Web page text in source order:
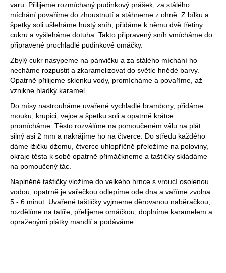
varu. Přilijeme rozmíchaný pudinkový prášek, za stálého
míchání povaříme do zhoustnutí a stáhneme z ohně. Z bílku a
špetky soli ušleháme hustý sníh, přidáme k němu dvě třetiny
cukru a vyšleháme dotuha. Takto připravený sníh vmícháme do
připravené prochladlé pudinkové omáčky.
Zbylý cukr nasypeme na pánvičku a za stálého míchání ho
necháme rozpustit a zkaramelizovat do světle hnědé barvy.
Opatrně přilijeme sklenku vody, promícháme a povaříme, až
vznikne hladký karamel.
Do mísy nastrouháme uvařené vychladlé brambory, přidáme
mouku, krupici, vejce a špetku soli a opatrně krátce
promícháme. Těsto rozválíme na pomoučeném válu na plát
silný asi 2 mm a nakrájíme ho na čtverce. Do středu každého
dáme lžičku džemu, čtverce uhlopříčně přeložíme na poloviny,
okraje těsta k sobě opatrně přimáčkneme a taštičky skládáme
na pomoučený tác.
Naplněné taštičky vložíme do velkého hrnce s vroucí osolenou
vodou, opatrně je vařečkou odlepíme ode dna a vaříme zvolna
5 - 6 minut. Uvařené taštičky vyjmeme děrovanou naběračkou,
rozdělíme na talíře, přelijeme omáčkou, doplníme karamelem a
opraženými plátky mandlí a podáváme.